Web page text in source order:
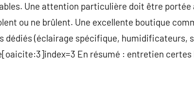
Une attention particulière doit être portée
ou ne brûlent. Une excellente boutique
dédiés (éclairage spécifique, humidificateurs,
En résumé : entretien certes